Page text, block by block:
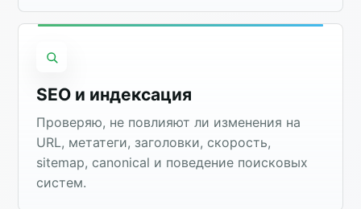
SEO и индексация
Проверяю, не повлияют ли изменения на
URL, метатеги, заголовки, скорость,
sitemap, canonical и поведение поисковых
систем.